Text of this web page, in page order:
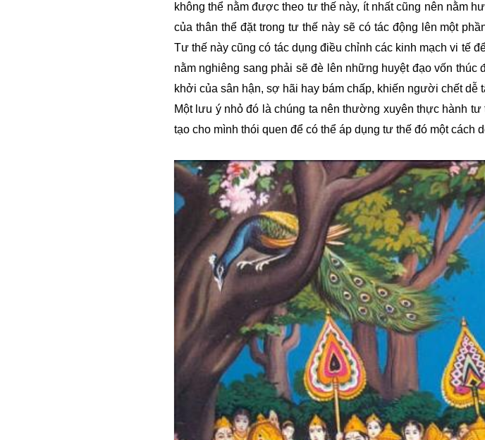
không thể nằm được theo tư thế này, ít nhất cũng nên nằm
của thân thể đặt trong tư thế này sẽ có tác động lên một
Tư thế này cũng có tác dụng điều chỉnh các kinh mạch vi tế
nằm nghiêng sang phải sẽ đè lên những huyệt đạo vốn
khởi của sân hận, sợ hãi hay bám chấp, khiến người chết dễ
Một lưu ý nhỏ đó là chúng ta nên thường xuyên thực hành
tạo cho mình thói quen để có thể áp dụng tư thế đó một cách